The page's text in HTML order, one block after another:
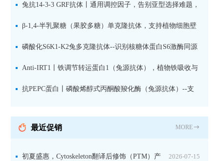
中含量丰富的捕光蛋白
兔抗14-3-3 GRF抗体丨通用调控因子，告别亚型选择难题，
全面捕获植物信号转导枢纽蛋白
β-1,4-半乳聚糖（果胶多糖）单克隆抗体，支持植物细胞壁
果胶多糖精细结构解析
磷酸化S6K1-K2兔多克隆抗体--识别核糖体蛋白S6激酶同源
蛋白1-2的激活状态
Anti-IRT1丨铁调节转运蛋白1（兔源抗体），植物铁吸收与
微量元素代谢研究的关键工具
抗PEPC蛋白丨磷酸烯醇式丙酮酸羧化酶（兔源抗体）--支
最近促销 MORE
2026-07-15
初夏盛惠，Cytoskeleton翻译后修饰（PTM）产